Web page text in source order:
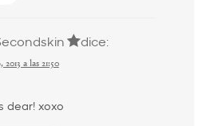
dice:
2013 a las 21:50
dear! xoxo